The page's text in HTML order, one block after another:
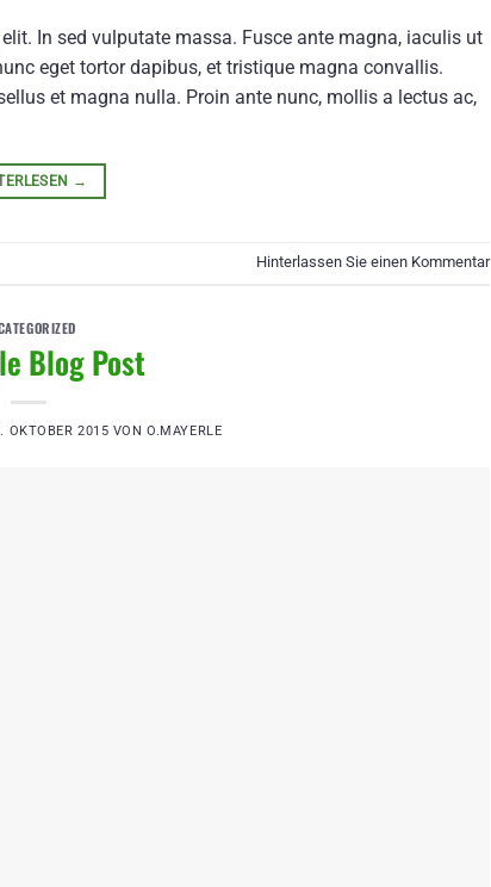
In sed vulputate massa. Fusce ante magna, iaculis ut
eget tortor dapibus, et tristique magna convallis.
et magna nulla. Proin ante nunc, mollis a lectus ac,
→
Hinterlassen Sie einen Kommentar
Blog Post
OKTOBER 2015 VONO.MAYERLE